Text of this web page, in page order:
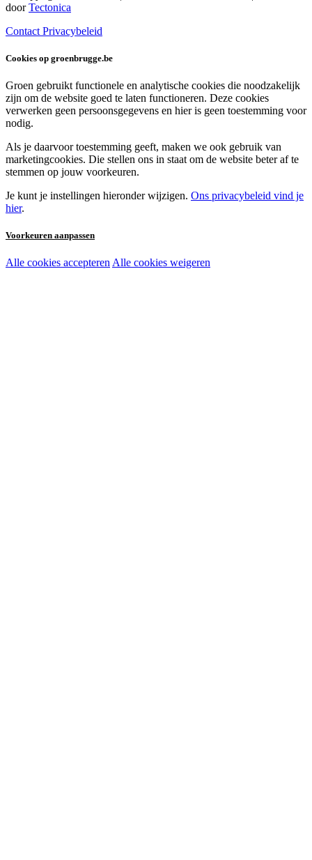
doorTectonica
Contact Privacybeleid
Cookies op groenbrugge.be
Groen gebruikt functionele en analytische cookies die noodzakelijk
zijn om de website goed te laten functioneren. Deze cookies
verwerken geen persoonsgegevens en hier is geen toestemming voor
nodig.
Als je daarvoor toestemming geeft, maken we ook gebruik van
marketingcookies. Die stellen ons in staat om de website beter af te
stemmen op jouw voorkeuren.
Je kunt je instellingen hieronder wijzigen. Ons privacybeleid vind je
hier.
Voorkeuren aanpassen
Noodzakelijke cookies:
Alle cookies accepteren Alle cookies weigeren